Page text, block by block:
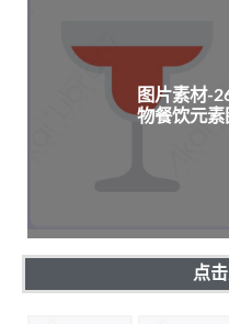
图片素材-
物餐饮元素
点